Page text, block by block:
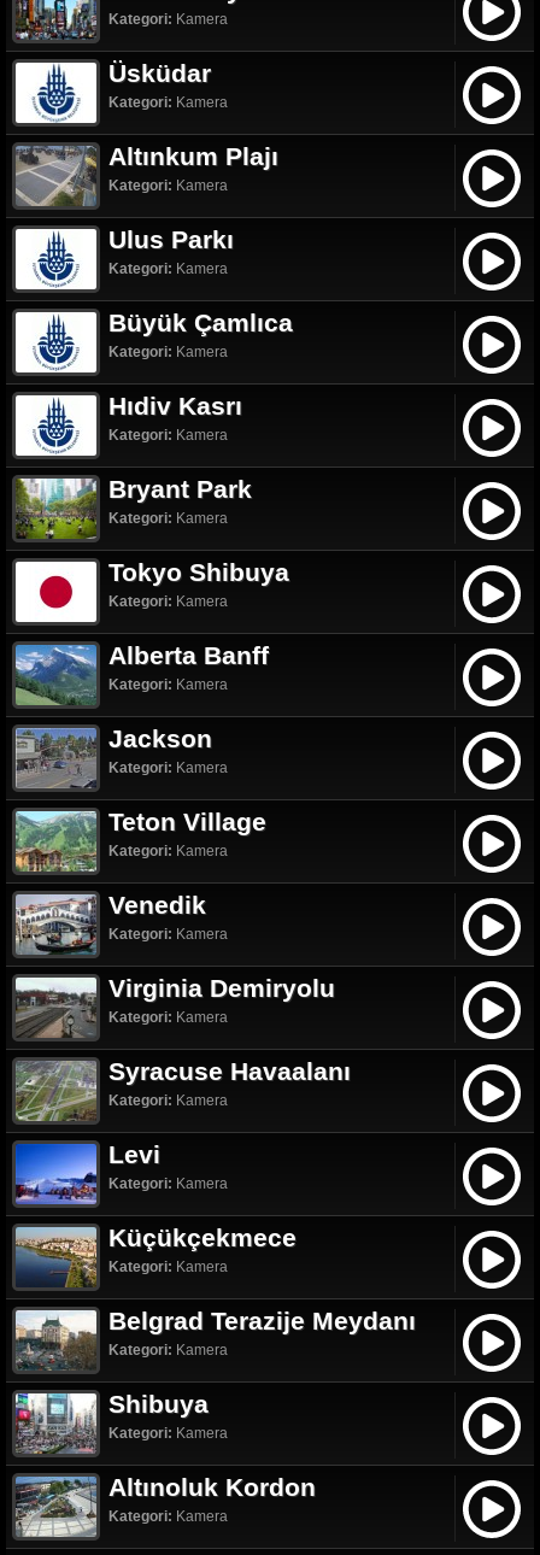
Kategori: Kamera
Üsküdar
Kategori: Kamera
Altınkum Plajı
Kategori: Kamera
Ulus Parkı
Kategori: Kamera
Büyük Çamlıca
Kategori: Kamera
Hıdiv Kasrı
Kategori: Kamera
Bryant Park
Kategori: Kamera
Tokyo Shibuya
Kategori: Kamera
Alberta Banff
Kategori: Kamera
Jackson
Kategori: Kamera
Teton Village
Kategori: Kamera
Venedik
Kategori: Kamera
Virginia Demiryolu
Kategori: Kamera
Syracuse Havaalanı
Kategori: Kamera
Levi
Kategori: Kamera
Küçükçekmece
Kategori: Kamera
Belgrad Terazije Meydanı
Kategori: Kamera
Shibuya
Kategori: Kamera
Altınoluk Kordon
Kategori: Kamera